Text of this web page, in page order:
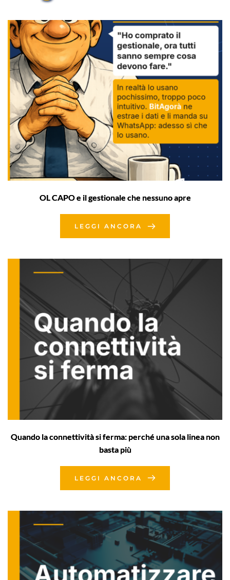
OL CAPO e il gestionale che nessuno apre
LEGGI ANCORA
Quando la connettività si ferma: perché una sola linea non
basta più
LEGGI ANCORA